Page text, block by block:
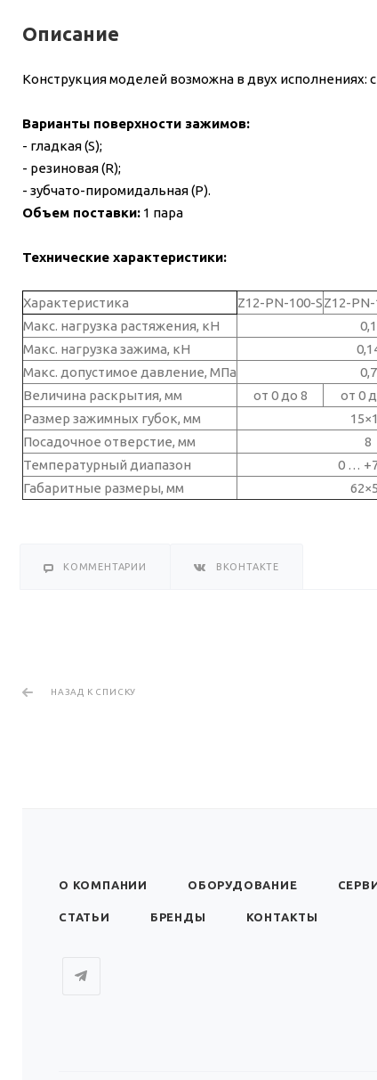
Описание
Конструкция моделей возможна в двух
Варианты поверхности зажимов:
- гладкая (S);
- резиновая (R);
- зубчато-пиромидальная (P).
Объем поставки: 1 пара
Технические характеристики:
Характеристика Z12-PN-100-SZ12-
Макс. нагрузка растяжения, кН
0,1
Макс. нагрузка зажима, кН
Макс. допустимое давление, МПа
0,7
Величина раскрытия, мм
от 0 до 8 от 0
Размер зажимных губок, мм
Посадочное отверстие, мм
8
Температурный диапазон
0 …
Габаритные размеры, мм
КОММЕНТАРИИ ВКОНТАКТЕ
НАЗАД К СПИСКУ
О КОМПАНИИ ОБОРУДОВАНИЕ
СТАТЬИ БРЕНДЫ КОНТАКТЫ